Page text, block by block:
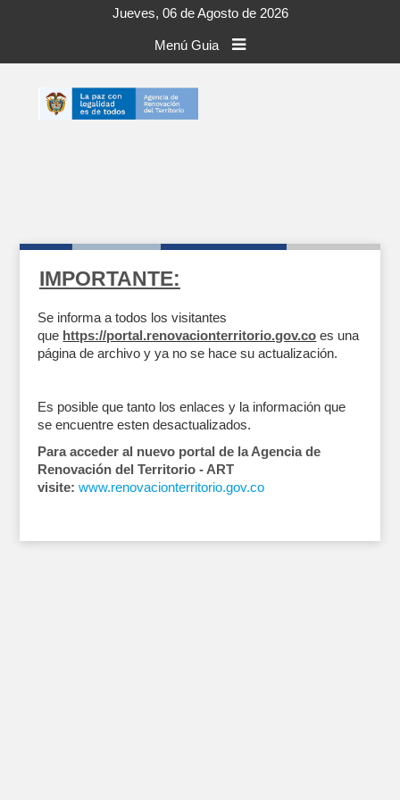
Jueves, 06 de Agosto de 2026
Menú Guia
IMPORTANTE:
Se informa a todos los visitantes
que https://portal.renovacionterritorio.gov.co es una
página de archivo y ya no se hace su actualización.
Es posible que tanto los enlaces y la información que
se encuentre esten desactualizados.
Para acceder al nuevo portal de la Agencia de
Renovación del Territorio - ART
visite: www.renovacionterritorio.gov.co